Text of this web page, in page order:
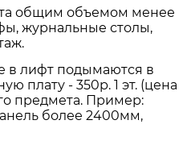
общим объемом менее
журнальные столы,
в лифт подымаются в
плату - 350р. 1 эт. (цена
предмета. Пример:
более 2400мм,